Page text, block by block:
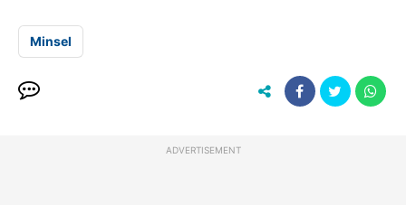
Minsel
ADVERTISEMENT